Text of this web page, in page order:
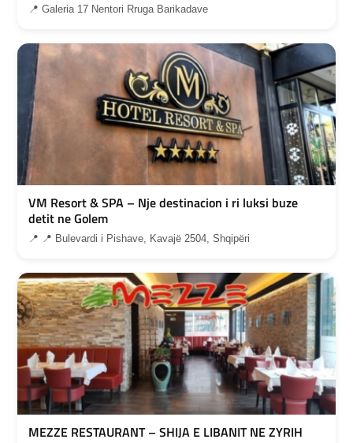
📍 Galeria 17 Nentori Rruga Barikadave
VM Resort & SPA – Nje destinacion i ri luksi buze
detit ne Golem
📍 📍 Bulevardi i Pishave, Kavajë 2504, Shqipëri
MEZZE RESTAURANT – SHIJA E LIBANIT NE ZYRIH